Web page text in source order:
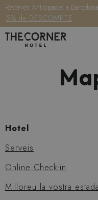
Reserves Anticipades a
5% de DESCOMPTE
Hotel
Serveis
Online Check-in
Milloreu la vostra estada